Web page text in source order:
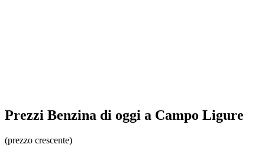
Prezzi Benzina di oggi a Campo Ligure
(prezzo crescente)